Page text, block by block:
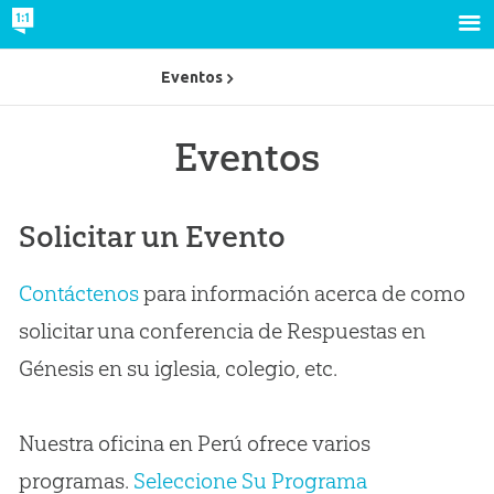
Eventos
Solicitar un Evento
Contáctenospara información acerca de como
solicitar una conferencia de Respuestas en
Génesis en su iglesia, colegio, etc.
Nuestra oficina en Perú ofrece varios
programas. Seleccione Su Programa
Eventos